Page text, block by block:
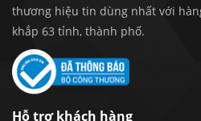
thương hiệu tin dùng nhất với
khắp 63 tỉnh, thành phố.
Hỗ trợ khách hàng